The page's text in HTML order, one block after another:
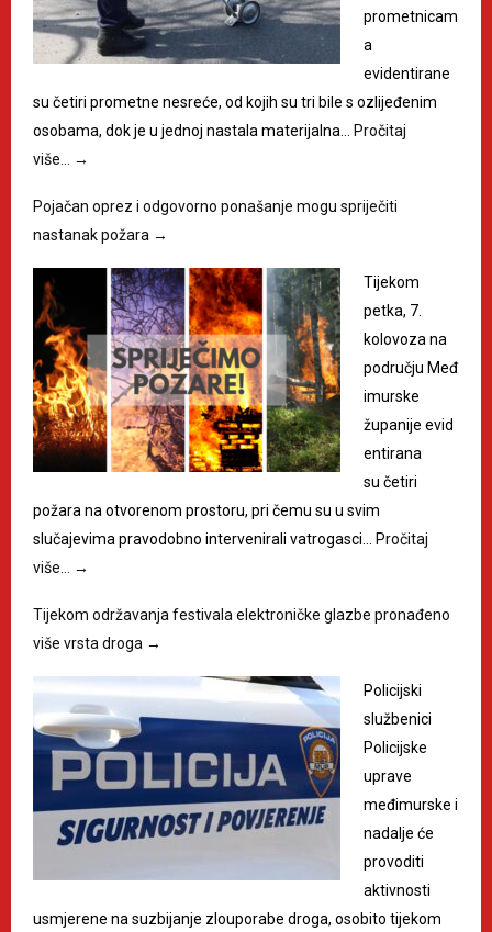
prometnicam
a
evidentirane
su četiri prometne nesreće, od kojih su tri bile s ozlijeđenim
osobama, dok je u jednoj nastala materijalna…
Pročitaj
više…
→
Pojačan oprez i odgovorno ponašanje mogu spriječiti
nastanak požara →
Tijekom
petka, 7.
kolovoza na
području Međ
imurske
županije evid
entirana
su četiri
požara na otvorenom prostoru, pri čemu su u svim
slučajevima pravodobno intervenirali vatrogasci…
Pročitaj
više…
→
Tijekom održavanja festivala elektroničke glazbe pronađeno
više vrsta droga →
Policijski
službenici
Policijske
uprave
međimurske i
nadalje će
provoditi
aktivnosti
usmjerene na suzbijanje zlouporabe droga, osobito tijekom